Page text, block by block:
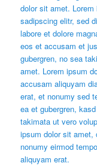
dolor sit amet.
sadipscing elitr, sed
labore et dolore
eos et accusam et
gubergren, no sea
amet. Lorem ipsum
accusam aliquyam
erat, et nonumy sed
ea et gubergren,
takimata ut vero
ipsum dolor sit amet,
nonumy eirmod
aliquyam erat.